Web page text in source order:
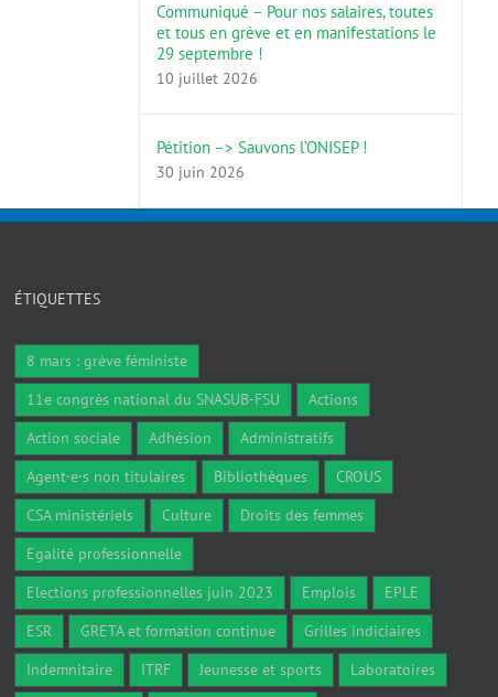
Communiqué – Pour nos salaires, toutes
et tous en grève et en manifestations le
29 septembre !
10 juillet 2026
Pétition –> Sauvons l’ONISEP !
30 juin 2026
ÉTIQUETTES
8 mars : grève féministe
11e congrès national du SNASUB-FSU
Actions
Action sociale
Adhésion
Administratifs
Agent·e·s non titulaires
Bibliothèques
CROUS
CSA ministériels
Culture
Droits des femmes
Egalité professionnelle
Elections professionnelles juin 2023
Emplois
EPLE
ESR
GRETA et formation continue
Grilles indiciaires
Indemnitaire
ITRF Jeunesse et sports
Laboratoires